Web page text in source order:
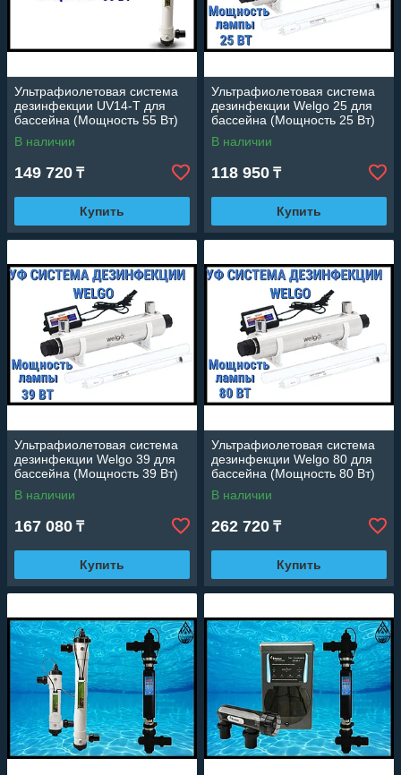
Ультрафиолетовая система
дезинфекции UV14-T для
бассейна (Мощность 55 Вт)
В наличии
149 720 ₸
Купить
Ультрафиолетовая система
дезинфекции Welgo 25 для
бассейна (Мощность 25 Вт)
В наличии
118 950 ₸
Купить
Ультрафиолетовая система
дезинфекции Welgo 39 для
бассейна (Мощность 39 Вт)
В наличии
167 080 ₸
Купить
Ультрафиолетовая система
дезинфекции Welgo 80 для
бассейна (Мощность 80 Вт)
В наличии
262 720 ₸
Купить